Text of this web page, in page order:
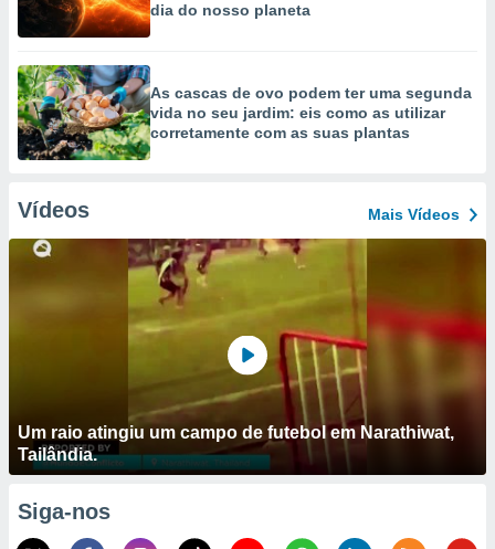
dia do nosso planeta
As cascas de ovo podem ter uma segunda
vida no seu jardim: eis como as utilizar
corretamente com as suas plantas
Vídeos Mais Vídeos
Um raio atingiu um campo de futebol em Narathiwat,
Tailândia.
Siga-nos